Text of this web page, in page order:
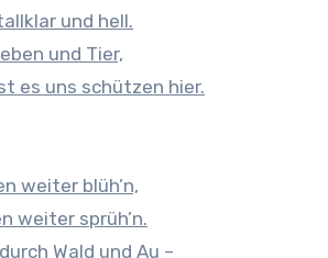
und hell.
und Tier,
es uns schützen hier.
weiter blüh’n,
weiter sprüh’n.
Wald und Au –